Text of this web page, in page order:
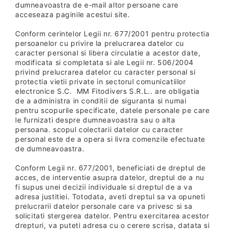
dumneavoastra de e-mail altor persoane care
acceseaza paginile acestui site.
Conform cerintelor Legii nr. 677/2001 pentru protectia
persoanelor cu privire la prelucrarea datelor cu
caracter personal si libera circulatie a acestor date,
modificata si completata si ale Legii nr. 506/2004
privind prelucrarea datelor cu caracter personal si
protectia vietii private in sectorul comunicatiilor
electronice S.C. MM Fitodivers S.R.L.. are obligatia
de a administra in conditii de siguranta si numai
pentru scopurile specificate, datele personale pe care
le furnizati despre dumneavoastra sau o alta
persoana. scopul colectarii datelor cu caracter
personal este de a opera si livra comenzile efectuate
de dumneavoastra.
Conform Legii nr. 677/2001, beneficiati de dreptul de
acces, de interventie asupra datelor, dreptul de a nu
fi supus unei decizii individuale si dreptul de a va
adresa justitiei. Totodata, aveti dreptul sa va opuneti
prelucrarii datelor personale care va privesc si sa
solicitati stergerea datelor. Pentru exercitarea acestor
drepturi, va puteti adresa cu o cerere scrisa, datata si